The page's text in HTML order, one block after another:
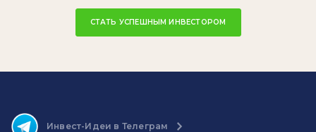
СТАТЬ УСПЕШНЫМ ИНВЕСТОРОМ
Инвест-Идеи в Телеграм